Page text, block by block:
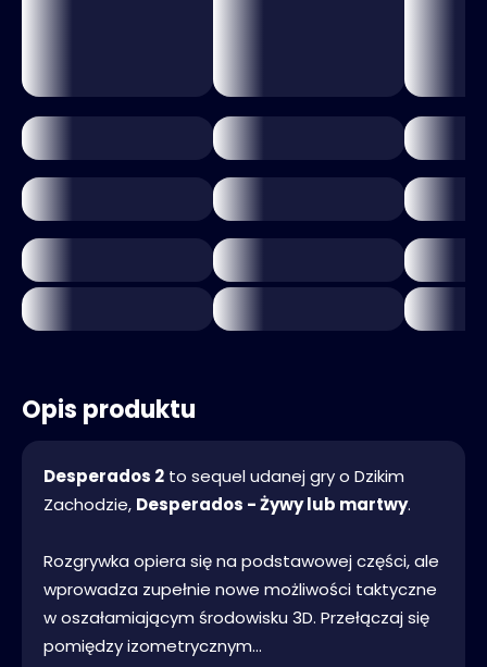
Opis produktu
Desperados 2 to sequel udanej gry o Dzikim
Zachodzie, Desperados - Żywy lub martwy.
Rozgrywka opiera się na podstawowej części, ale
wprowadza zupełnie nowe możliwości taktyczne
w oszałamiającym środowisku 3D. Przełączaj się
pomiędzy izometrycznym...